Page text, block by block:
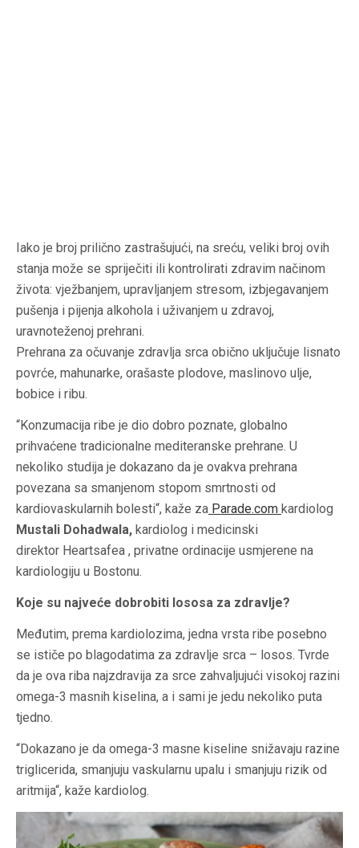
Iako je broj prilično zastrašujući, na sreću, veliki broj ovih
stanja može se spriječiti ili kontrolirati zdravim načinom
života: vježbanjem, upravljanjem stresom, izbjegavanjem
pušenja i pijenja alkohola i uživanjem u zdravoj,
uravnoteženoj prehrani.
Prehrana za očuvanje zdravlja srca obično uključuje lisnato
povrće, mahunarke, orašaste plodove, maslinovo ulje,
bobice i ribu.
“Konzumacija ribe je dio dobro poznate, globalno
prihvaćene tradicionalne mediteranske prehrane. U
nekoliko studija je dokazano da je ovakva prehrana
povezana sa smanjenom stopom smrtnosti od
kardiovaskularnih bolesti“, kaže za Parade.com kardiolog
Mustali Dohadwala, kardiolog i medicinski
direktor Heartsafea , privatne ordinacije usmjerene na
kardiologiju u Bostonu.
Koje su najveće dobrobiti lososa za zdravlje?
Međutim, prema kardiolozima, jedna vrsta ribe posebno
se ističe po blagodatima za zdravlje srca – losos. Tvrde
da je ova riba najzdravija za srce zahvaljujući visokoj razini
omega-3 masnih kiselina, a i sami je jedu nekoliko puta
tjedno.
“Dokazano je da omega-3 masne kiseline snižavaju razine
triglicerida, smanjuju vaskularnu upalu i smanjuju rizik od
aritmija“, kaže kardiolog.